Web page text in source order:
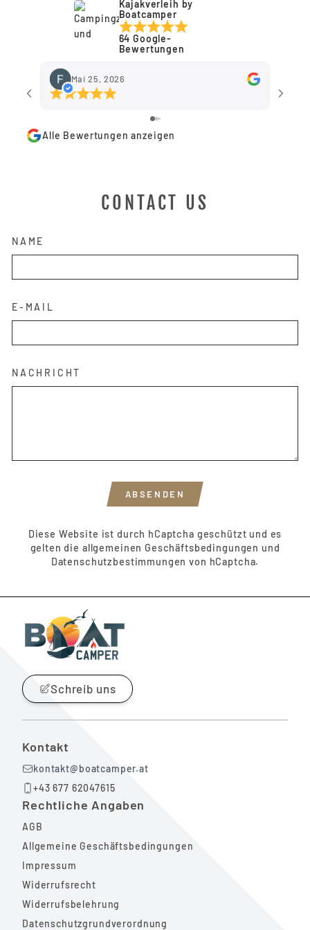
Kajakverleih by
Boatcamper
64 Google-
Bewertungen
Mai 25, 2026
Alle Bewertungen anzeigen
CONTACT US
NAME
E-MAIL
NACHRICHT
ABSENDEN
Diese Website ist durch hCaptcha geschützt und es
gelten die allgemeinen Geschäftsbedingungen und
Datenschutzbestimmungen von hCaptcha.
Schreib uns
Kontakt
kontakt@boatcamper.at
+43 677 62047615
Rechtliche Angaben
AGB
Allgemeine Geschäftsbedingungen
Impressum
Widerrufsrecht
Widerrufsbelehrung
Datenschutzgrundverordnung